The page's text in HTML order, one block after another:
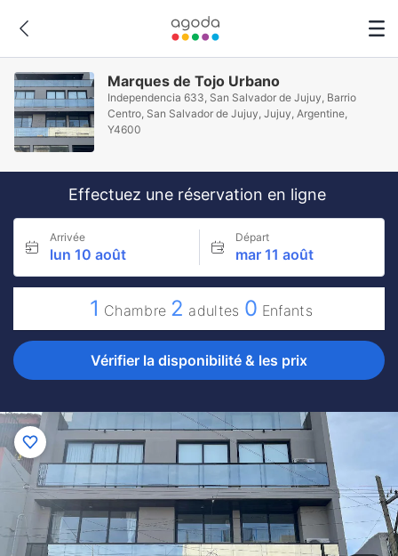
Marques de Tojo Urbano
Independencia 633, San Salvador de Jujuy, Barrio
Centro, San Salvador de Jujuy, Jujuy, Argentine,
Y4600
Effectuez une réservation en ligne
Arrivée
lun 10 août
Départ
mar 11 août
1 Chambre 2 adultes 0 Enfants
Vérifier la disponibilité & les prix